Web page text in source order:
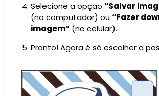
Selecione a opção “Salvar
(no computador) ou“Fazer
imagem” (no celular).
Pronto! Agora é só escolher a